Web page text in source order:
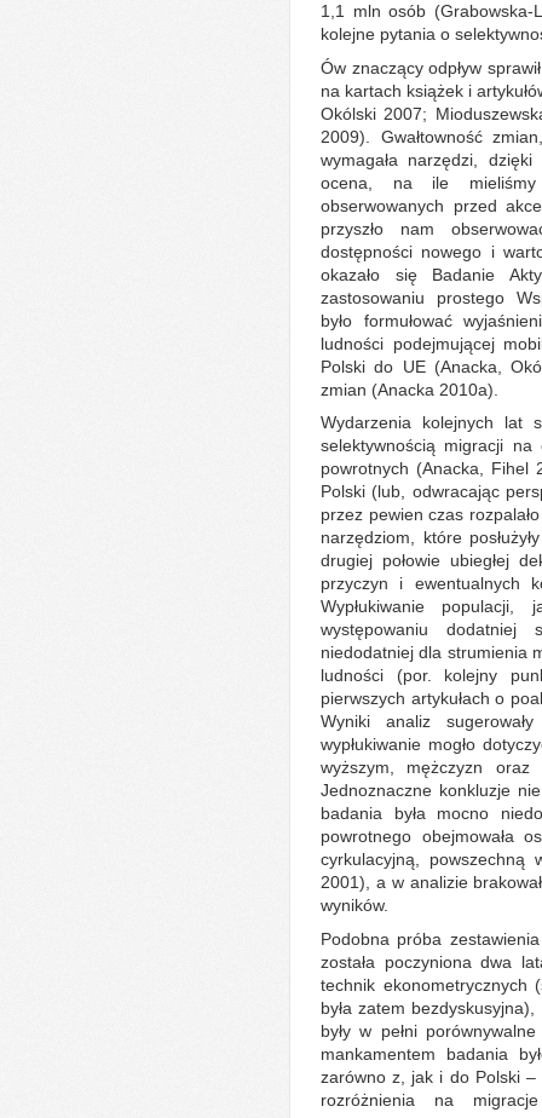
1,1 mln osób (Grabowska-
kolejne pytania o
Ów znaczący odpływ
na kartach książek i
Okólski 2007;
2009). Gwałtowność
wymagała narzędzi,
ocena, na ile
obserwowanych przed
przyszło nam
dostępności nowego i
okazało się Badanie
zastosowaniu prostego
było formułować
ludności podejmującej
Polski do UE (Anacka,
zmian (Anacka 2010a).
Wydarzenia kolejnych lat
selektywnością migracji
powrotnych (Anacka,
Polski (lub, odwracając
przez pewien czas
narzędziom, które
drugiej połowie ubiegłej
przyczyn i ewentualnych
Wypłukiwanie
występowaniu dodatniej
niedodatniej dla strumienia
ludności (por. kolejny
pierwszych artykułach o
Wyniki analiz
wypłukiwanie mogło
wyższym, mężczyzn oraz
Jednoznaczne konkluzje
badania była mocno
powrotnego obejmowała
cyrkulacyjną, powszechną
2001), a w analizie
wyników.
Podobna próba
została poczyniona dwa
technik ekonometrycznych
była zatem
były w pełni
mankamentem badania
zarówno z, jak i do Polski
rozróżnienia na